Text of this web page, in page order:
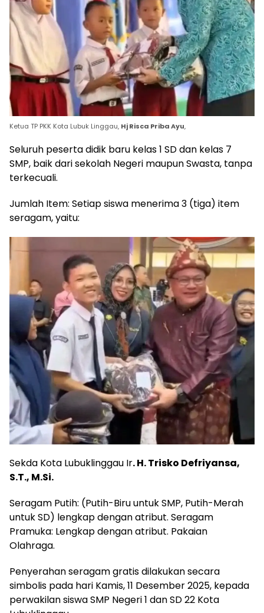
Ketua TP PKK Kota Lubuk Linggau, Hj Risca Priba Ayu,
Seluruh peserta didik baru kelas 1 SD dan kelas 7
SMP, baik dari sekolah Negeri maupun Swasta, tanpa
terkecuali.
​Jumlah Item: Setiap siswa menerima 3 (tiga) item
seragam, yaitu:
Sekda Kota Lubuklinggau Ir. H. Trisko Defriyansa,
S.T., M.Si.
Seragam Putih: (Putih-Biru untuk SMP, Putih-Merah
untuk SD) lengkap dengan atribut. Seragam
Pramuka: Lengkap dengan atribut. Pakaian
Olahraga.
​Penyerahan seragam gratis dilakukan secara
simbolis pada hari Kamis, 11 Desember 2025, kepada
perwakilan siswa SMP Negeri 1 dan SD 22 Kota